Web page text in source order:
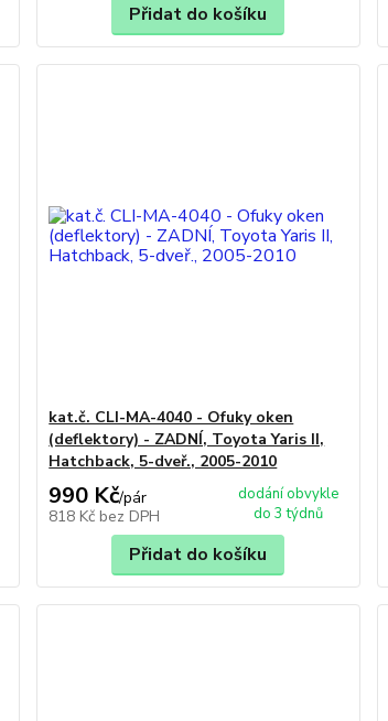
Přidat do košíku
kat.č. CLI-MA-4040 - Ofuky oken
(deflektory) - ZADNÍ, Toyota Yaris II,
Hatchback, 5-dveř., 2005-2010
990 Kč/pár
818 Kč bez DPH
dodání obvykle
do 3 týdnů
Přidat do košíku